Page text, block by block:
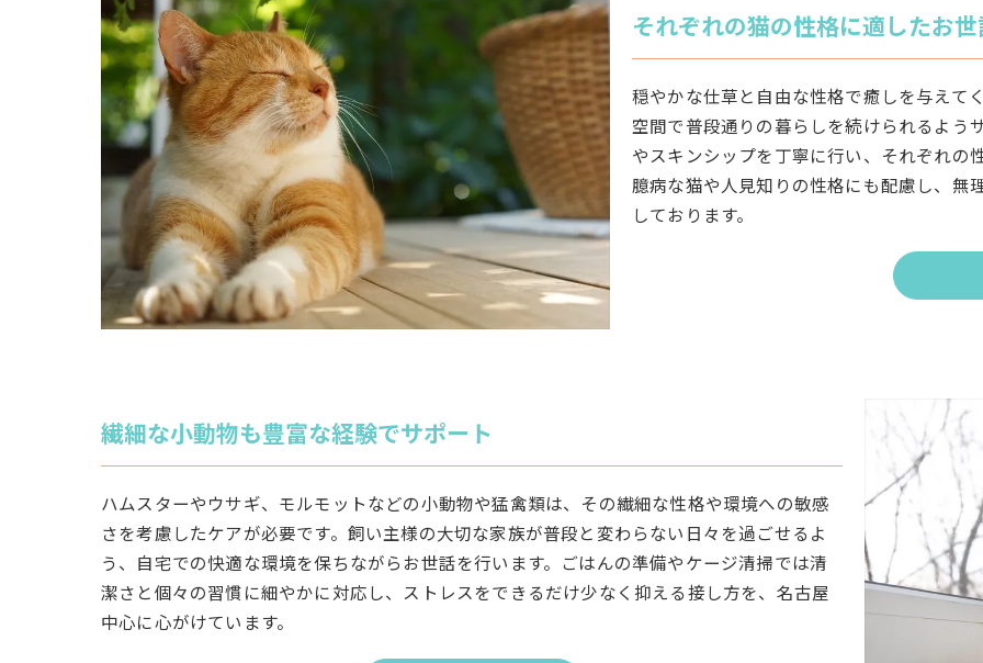
それぞれの猫の性格に適したお
穏やかな仕草と自由な性格で癒しを与えて
空間で普段通りの暮らしを続けられるよう
やスキンシップを丁寧に行い、それぞれの
臆病な猫や人見知りの性格にも配慮し、無
しております。
繊細な小動物も豊富な経験でサポート
ハムスターやウサギ、モルモットなどの小動物や猛禽類は、その繊細な性格や環境への敏感
さを考慮したケアが必要です。飼い主様の大切な家族が普段と変わらない日々を過ごせるよ
う、自宅での快適な環境を保ちながらお世話を行います。ごはんの準備やケージ清掃では清
潔さと個々の習慣に細やかに対応し、ストレスをできるだけ少なく抑える接し方を、名古屋
中心に心がけています。